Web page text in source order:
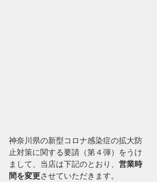
神奈川県の新型コロナ感染症の拡大防
止対策に関する要請（第４弾）をうけ
まして、当店は下記のとおり、 営業時
間を変更させていただきます。